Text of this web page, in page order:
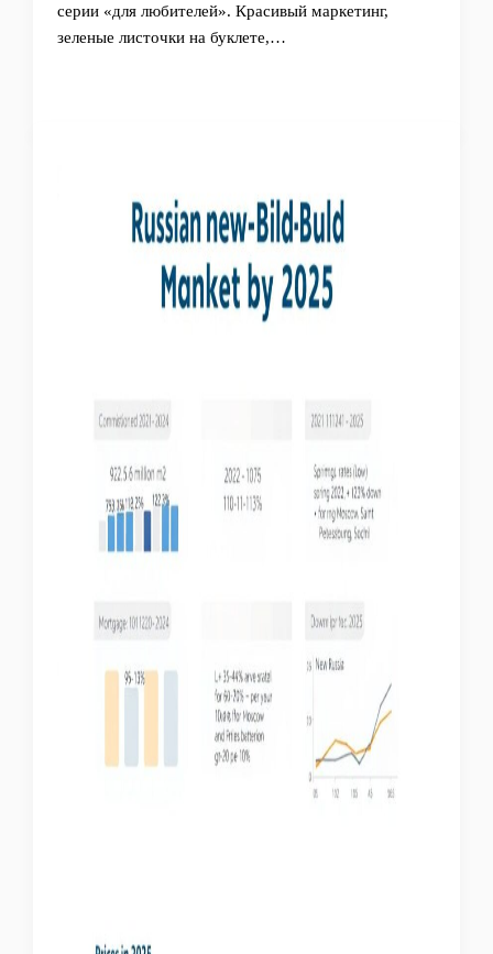
серии «для любителей». Красивый маркетинг,
зеленые листочки на буклете,…